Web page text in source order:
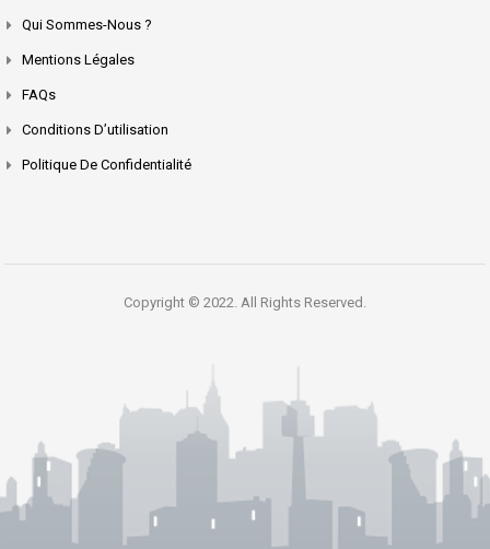
Qui Sommes-Nous ?
Mentions Légales
FAQs
Conditions D’utilisation
Politique De Confidentialité
Copyright © 2022. All Rights Reserved.